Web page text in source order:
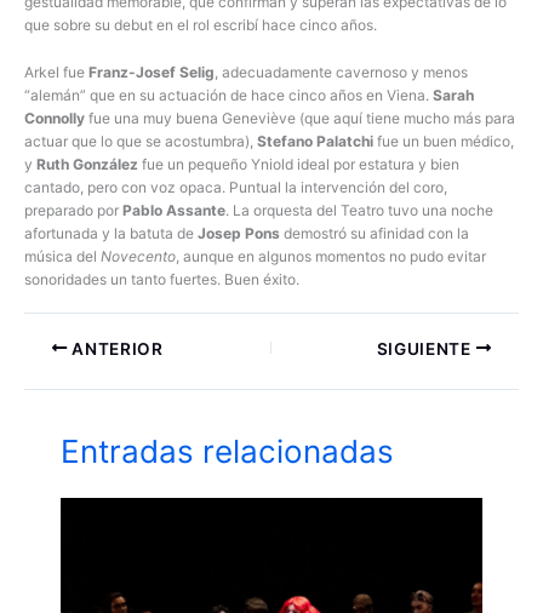
que sobre su debut en el rol escribí hace cinco años.
Arkel fue Franz-Josef Selig , adecuadamente cavernoso y menos
“alemán” que en su actuación de hace cinco años en Viena. Sarah
Connolly fue una muy buena Geneviève (que aquí tiene mucho más para
actuar que lo que se acostumbra), Stefano Palatchi fue un buen médico,
y Ruth González fue un pequeño Yniold ideal por estatura y bien
cantado, pero con voz opaca. Puntual la intervención del coro,
preparado por Pablo Assante. La orquesta del Teatro tuvo una noche
afortunada y la batuta de Josep Pons demostró su afinidad con la
música del Novecento , aunque en algunos momentos no pudo evitar
sonoridades un tanto fuertes. Buen éxito.
ANTERIOR SIGUIENTE
Entradas relacionadas